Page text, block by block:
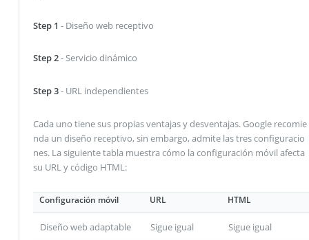
Step 1 - Diseño web receptivo
Step 2- Servicio dinámico
Step 3- URL independientes
Cada uno tiene sus propias ventajas y desventajas. Google recomie
nda un diseño receptivo, sin embargo, admite las tres configuracio
nes. La siguiente tabla muestra cómo la configuración móvil afecta
su URL y código HTML:
Configuración móvil URL HTML
Diseño web adaptable Sigue igual Sigue igual